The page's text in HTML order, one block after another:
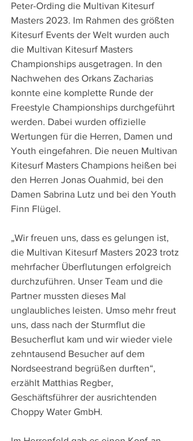
Peter-Ording die Multivan Kitesurf
Masters 2023. Im Rahmen des größten
Kitesurf Events der Welt wurden auch
die Multivan Kitesurf Masters
Championships ausgetragen. In den
Nachwehen des Orkans Zacharias
konnte eine komplette Runde der
Freestyle Championships durchgeführt
werden. Dabei wurden offizielle
Wertungen für die Herren, Damen und
Youth eingefahren. Die neuen Multivan
Kitesurf Masters Champions heißen bei
den Herren Jonas Ouahmid, bei den
Damen Sabrina Lutz und bei den Youth
Finn Flügel.
„Wir freuen uns, dass es gelungen ist,
die Multivan Kitesurf Masters 2023 trotz
mehrfacher Überflutungen erfolgreich
durchzuführen. Unser Team und die
Partner mussten dieses Mal
unglaubliches leisten. Umso mehr freut
uns, dass nach der Sturmflut die
Besucherflut kam und wir wieder viele
zehntausend Besucher auf dem
Nordseestrand begrüßen durften“,
erzählt Matthias Regber,
Geschäftsführer der ausrichtenden
Choppy Water GmbH.